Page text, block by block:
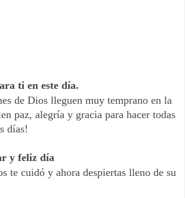
ti en este día.
de Dios lleguen muy temprano en la
paz, alegría y gracia para hacer todas
días!
y feliz día
te cuidó y ahora despiertas lleno de su